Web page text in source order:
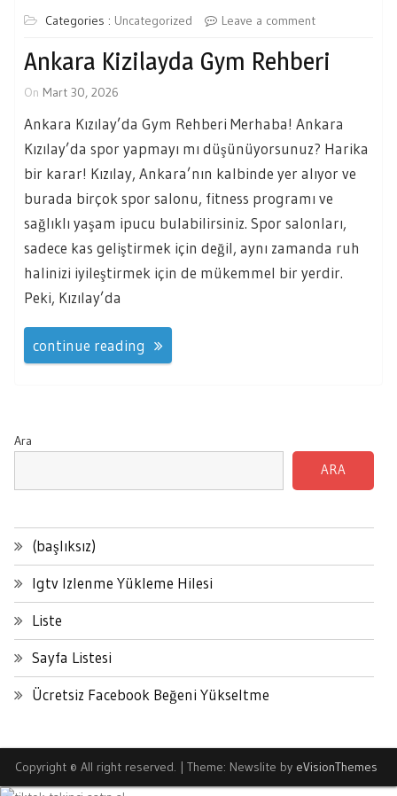
Categories : Uncategorized Leave a comment
Ankara Kizilayda Gym Rehberi
On Mart 30, 2026
Ankara Kızılay’da Gym Rehberi Merhaba! Ankara
Kızılay’da spor yapmayı mı düşünüyorsunuz? Harika
bir karar! Kızılay, Ankara’nın kalbinde yer alıyor ve
burada birçok spor salonu, fitness programı ve
sağlıklı yaşam ipucu bulabilirsiniz. Spor salonları,
sadece kas geliştirmek için değil, aynı zamanda ruh
halinizi iyileştirmek için de mükemmel bir yerdir.
Peki, Kızılay’da
continue reading
Ara
ARA
(başlıksız)
Igtv Izlenme Yükleme Hilesi
Liste
Sayfa Listesi
Ücretsiz Facebook Beğeni Yükseltme
Copyright © All right reserved. | Theme: Newslite by eVisionThemes